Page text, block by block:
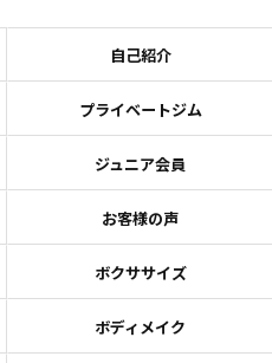
自己紹介
プライベートジム
ジュニア会員
お客様の声
ボクササイズ
ボディメイク